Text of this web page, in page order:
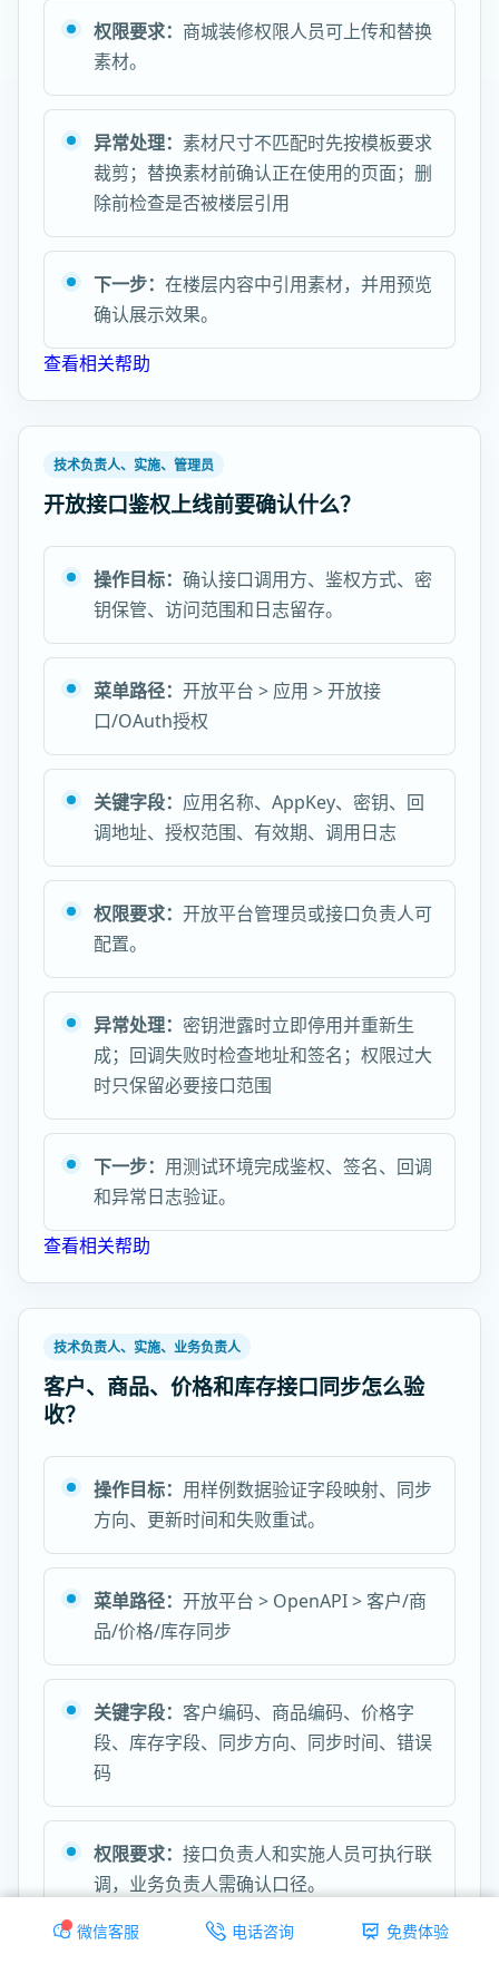
权限要求： 商城装修权限人员可上传和替换
素材。
异常处理： 素材尺寸不匹配时先按模板要求
裁剪；替换素材前确认正在使用的页面；删
除前检查是否被楼层引用
下一步： 在楼层内容中引用素材，并用预览
确认展示效果。
查看相关帮助
技术负责人、实施、管理员
开放接口鉴权上线前要确认什么？
操作目标： 确认接口调用方、鉴权方式、密
钥保管、访问范围和日志留存。
菜单路径： 开放平台 > 应用 > 开放接
口/OAuth授权
关键字段： 应用名称、AppKey、密钥、回
调地址、授权范围、有效期、调用日志
权限要求： 开放平台管理员或接口负责人可
配置。
异常处理： 密钥泄露时立即停用并重新生
成；回调失败时检查地址和签名；权限过大
时只保留必要接口范围
下一步： 用测试环境完成鉴权、签名、回调
和异常日志验证。
查看相关帮助
技术负责人、实施、业务负责人
客户、商品、价格和库存接口同步怎么验
收？
操作目标： 用样例数据验证字段映射、同步
方向、更新时间和失败重试。
菜单路径： 开放平台 > OpenAPI > 客户/商
品/价格/库存同步
关键字段： 客户编码、商品编码、价格字
段、库存字段、同步方向、同步时间、错误
码
权限要求： 接口负责人和实施人员可执行联
调，业务负责人需确认口径。
微信客服 电话咨询 免费体验